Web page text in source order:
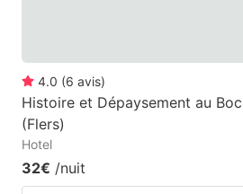
4.0 (6 avis)
Histoire et Dépaysement au
(Flers)
Hotel
32€ /nuit